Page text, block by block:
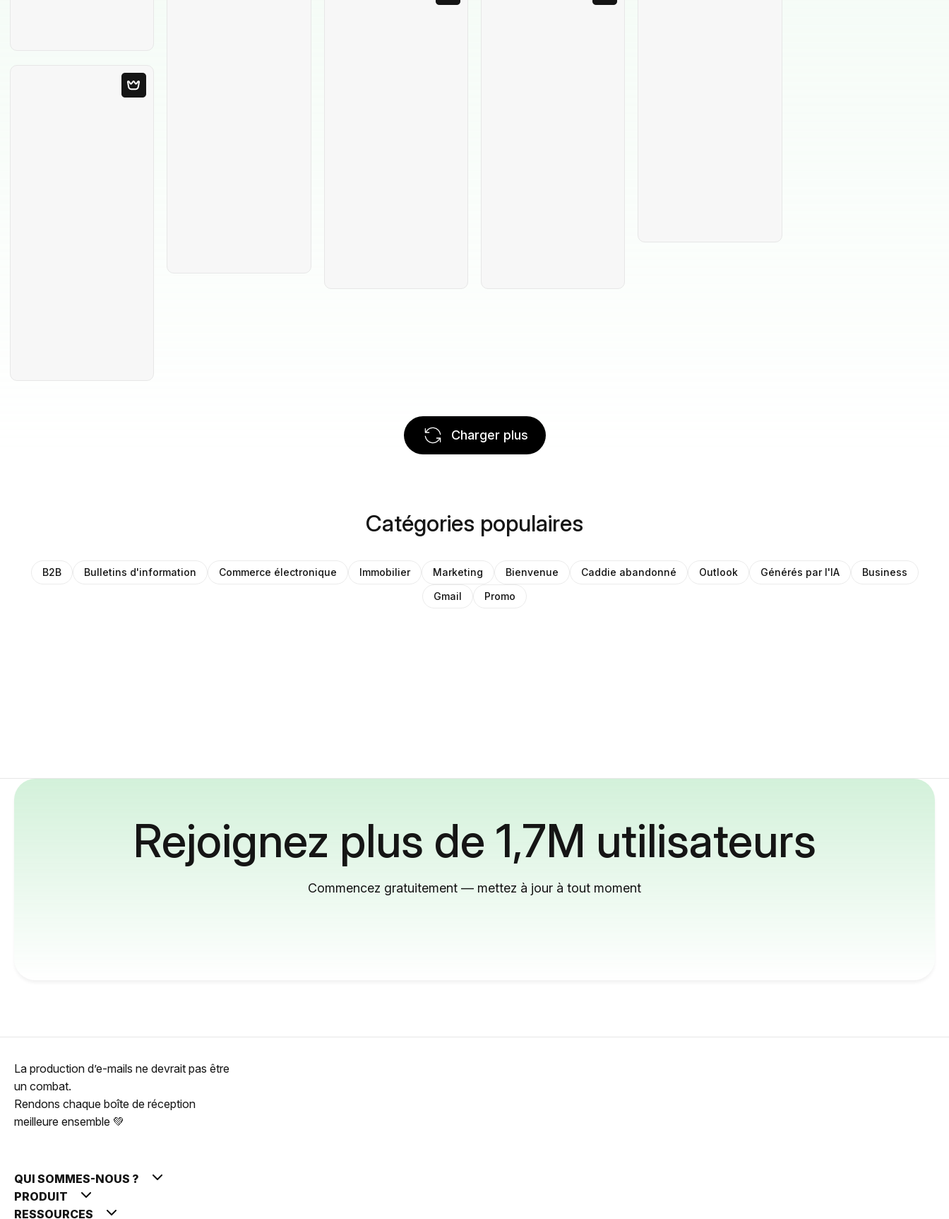
Charger plus
Catégories populaires
B2B Bulletins d'information Commerce électronique Immobilier Marketing Bienvenue Caddie abandonné Outlook Générés par l'IA
Business
Gmail
Promo
Rejoignez plus de 1,7M utilisateurs
Commencez gratuitement — mettez à jour à tout moment
La production d’e-mails ne devrait pas être
un combat.
Rendons chaque boîte de réception
meilleure ensemble 💚
QUI SOMMES-NOUS ?
PRODUIT
RESSOURCES